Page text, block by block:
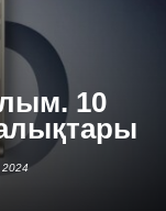
10
2024